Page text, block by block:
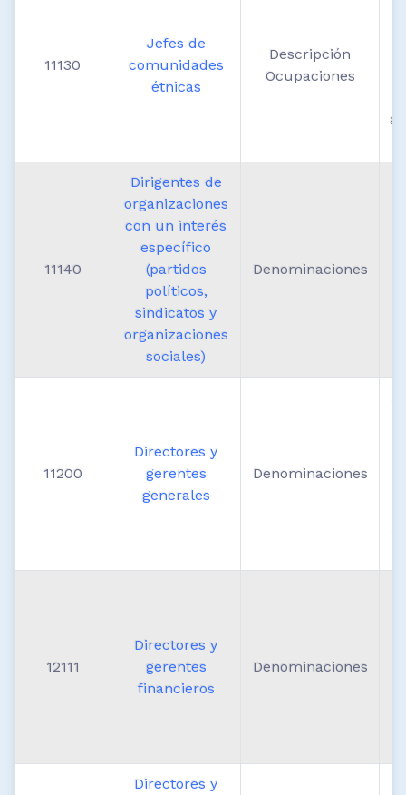
11130
Jefes de
comunidades
étnicas
Descripción
Ocupaciones
11140
Dirigentes de
organizaciones
con un interés
específico
(partidos
políticos,
sindicatos y
organizaciones
sociales)
Denominaciones
11200
Directores y
gerentes
generales
Denominaciones
12111
Directores y
gerentes
financieros
Denominaciones
Directores y